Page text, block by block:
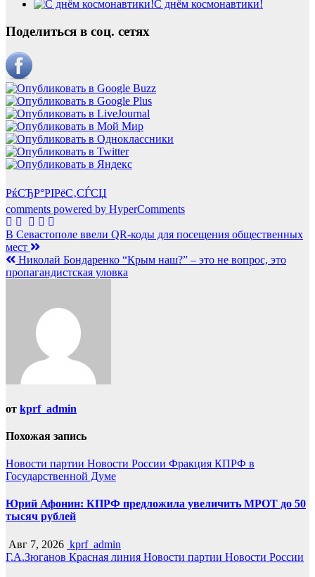
С днём космонавтики!
Поделиться в соц. сетях
РќСЂР°РІРёС‚СЃСЏ
comments powered by HyperComments
Навигация
по
записям
В Севастополе ввели QR-коды для посещения общественных
мест
Николай Бондаренко “Крым наш?” – это не вопрос, это
пропагандистская уловка
от kprf_admin
Похожая запись
Новости партии Новости России Фракция КПРФ в
Государственной Думе
Юрий Афонин: КПРФ предложила увеличить МРОТ до 50
тысяч рублей
Авг 7, 2026 kprf_admin
Г.А.Зюганов Красная линия Новости партии Новости России